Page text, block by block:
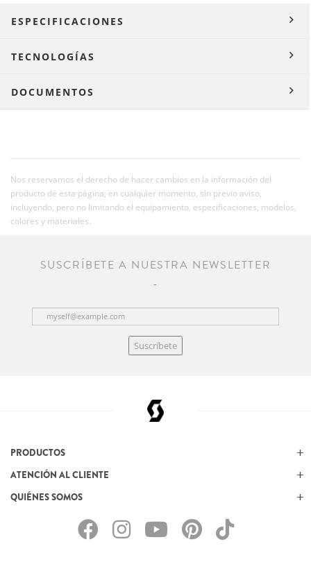
ESPECIFICACIONES
TECNOLOGÍAS
DOCUMENTOS
Nos reservamos el derecho de hacer cambios en la información del
producto de esta página, en cualquier momento, sin previo aviso,
incluyendo, pero no limitando el equipamiento, especificaciones, modelos,
colores y materiales.
SUSCRÍBETE A NUESTRA NEWSLETTER
Suscríbete
PRODUCTOS
ATENCIÓN AL CLIENTE
QUIÉNES SOMOS